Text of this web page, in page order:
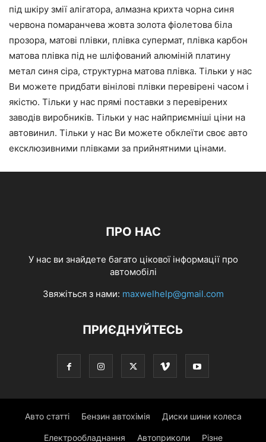
під шкіру змії алігатора, алмазна крихта чорна синя
червона помаранчева жовта золота фіолетова біла
прозора, матові плівки, плівка супермат, плівка карбон
матова плівка під не шліфований алюміній платину
метал синя сіра, структурна матова плівка. Тільки у нас
Ви можете придбати вінілові плівки перевірені часом і
якістю. Тільки у нас прямі поставки з перевірених
заводів виробників. Тільки у нас найприємніші ціни на
автовинил. Тільки у нас Ви можете обклеїти своє авто
ексклюзивними плівками за прийнятними цінами.
ПРО НАС
У нас ви знайдете багато цікової інформації про
автомобілі
Звяжіться з нами: maxwelhelp@gmail.com
ПРИЄДНУЙТЕСЬ
Авто статті Бензин автохімія Диски шини колеса
Електрообладнання Автоприколи Різне